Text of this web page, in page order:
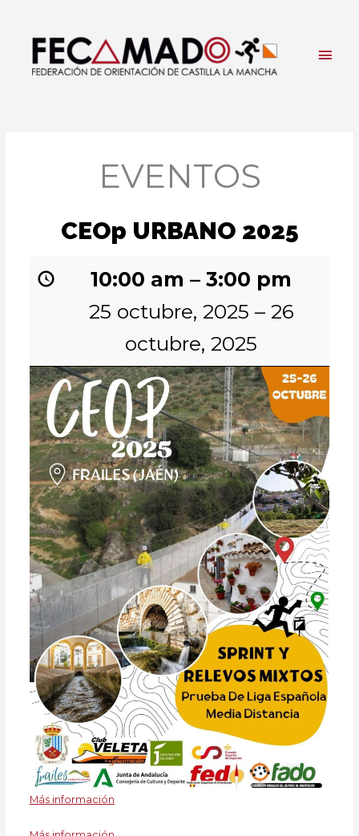
contenido
EVENTOS
CEOp URBANO 2025
10:00 am – 3:00 pm
25 octubre, 2025 – 26
octubre, 2025
Más información